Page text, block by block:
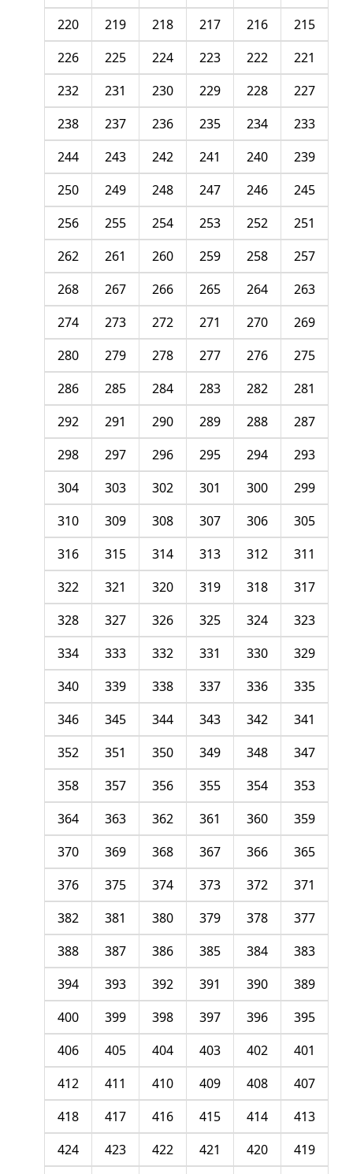
215
216
217
218
219
220
221
222
223
224
225
226
227
228
229
230
231
232
233
234
235
236
237
238
239
240
241
242
243
244
245
246
247
248
249
250
251
252
253
254
255
256
257
258
259
260
261
262
263
264
265
266
267
268
269
270
271
272
273
274
275
276
277
278
279
280
281
282
283
284
285
286
287
288
289
290
291
292
293
294
295
296
297
298
299
300
301
302
303
304
305
306
307
308
309
310
311
312
313
314
315
316
317
318
319
320
321
322
323
324
325
326
327
328
329
330
331
332
333
334
335
336
337
338
339
340
341
342
343
344
345
346
347
348
349
350
351
352
353
354
355
356
357
358
359
360
361
362
363
364
365
366
367
368
369
370
371
372
373
374
375
376
377
378
379
380
381
382
383
384
385
386
387
388
389
390
391
392
393
394
395
396
397
398
399
400
401
402
403
404
405
406
407
408
409
410
411
412
413
414
415
416
417
418
419
420
421
422
423
424